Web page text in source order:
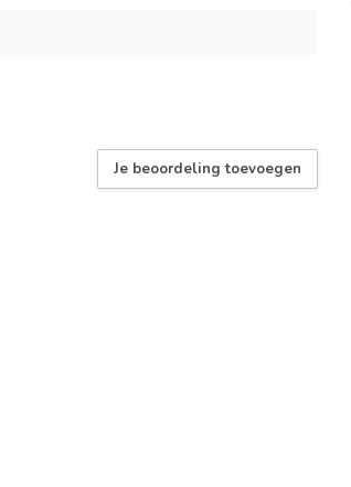
Je beoordeling toevoegen